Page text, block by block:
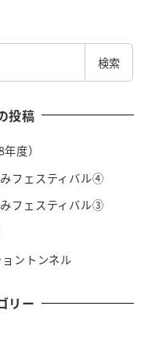
検索
投稿
度）
みフェスティバル④
みフェスティバル③
ントンネル
リー